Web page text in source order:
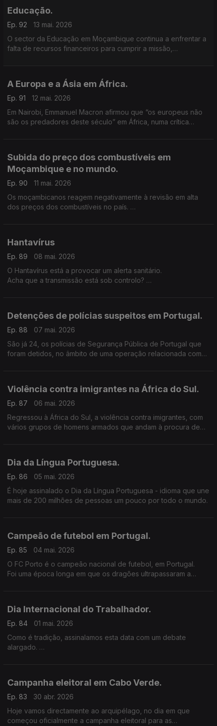
Educação.
Ep. 92
13 mai. 2026
O sector da Educação em Moçambique continua a enfrentar a
falta de recursos financeiros para cumprir a missão,
A Europa e a Ásia em África.
Ep. 91
12 mai. 2026
Em Nairobi, Emmanuel Macron afirmou que “os europeus não
são os predadores deste século” em África, numa crítica
Subida do preço dos combustíveis em
Moçambique e no mundo.
Ep. 90
11 mai. 2026
Os moçambicanos reagem negativamente à revisão em alta
dos preços dos combustíveis no país.
Hantavírus
Ep. 89
08 mai. 2026
O Hantavírus está a provocar um alerta sanitário.
Acha que a transmissão está sob controlo?
Detenções de polícias suspeitos em Portugal.
Ep. 88
07 mai. 2026
São já 24, os polícias de Segurança Pública de Portugal que
foram detidos, no âmbito de uma operação relacionada com
Violência contra imigrantes na África do Sul.
Ep. 87
06 mai. 2026
Regressou à África do Sul, a violência contra imigrantes, com
vários grupos de homens armados que andam à procura de
Dia da Língua Portuguesa.
Ep. 86
05 mai. 2026
É hoje assinalado o Dia da Língua Portuguesa - idioma que une
mais de 200 milhões de pessoas um pouco por todo o mundo.
Campeão de futebol em Portugal.
Ep. 85
04 mai. 2026
O FC Porto é o campeão nacional de futebol, em Portugal.
Foi uma época longa em que os dragões ultrapassaram a
Dia Internacional do Trabalhador.
Ep. 84
01 mai. 2026
Como é tradição, assinalamos esta data com um debate
alargado.
Campanha eleitoral em Cabo Verde.
Ep. 83
30 abr. 2026
Hoje vamos directamente ao arquipélago, no dia em que
começou oficialmente a campanha eleitoral para as